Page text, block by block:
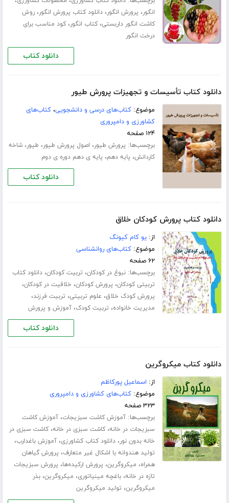
انگور، پرورش انگور،دانلود کتاب پرورش انگور،روش
کاشت انگور داربستی،کتاب انگور،کود مناسب برای
درخت انگور
دانلود کتاب
دانلود کتاب تأسیسات و تجهیزات پرورش طیور
موضوع:کتاب‌های درسی و دانشجویی،کتاب‌های
کشاورزی و دامپروری
۱۲۴ صفحه
برچسب‌ها: پرورش طیور، اصول پرورش طیور، طیور،شاخه
کاردانش، پایه دهم، پایه ی دهم دوره ی دوم
دانلود کتاب
دانلود کتاب پرورش کودکان خلاق
از:یو کام کیونگ
موضوع:کتاب‌های روانشناسی
۶۲ صفحه
برچسب‌ها:نبوغ در کودکان، تربیت کودکان،دانلود کتاب
تربیتی کودکان، پرورش کودکان، خلاقیت در کودکان،
پرورش کودک خلاق، علوم تربیتی، تربیت فرزند،
مدیریت خانواده، تربیت کودک،آموزش و پرورش
دانلود کتاب
دانلود کتاب میکروگرین
از: اسماعیل پورکاظم
موضوع:کتاب‌های کشاورزی و دامپروری
۳۲۳ صفحه
برچسب‌ها:آموزش کاشت سبزیجات،آموزش کاشت
سبزیجات در خانه،کاشت سبزی در خانه،کاشت سبزی در
خانه بدون نور،دانلود کتاب کشاورزی،آموزش باغدارب،
تولید هندوانه با اشکال غیر متعارف، پرورش گیاهان
همراه، میکروگرین، پرورش ارکیده‌ها، پرورش سبزیجات
تازه در خانه،باغچه مینیاتوری، میکروگرین،بذر
میکروگرین، تولید میکروگرین